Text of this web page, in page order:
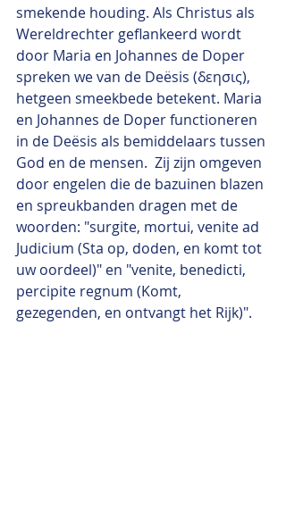
smekende houding. Als Christus als
Wereldrechter geflankeerd wordt
door Maria en Johannes de Doper
spreken we van de Deësis (δεησις),
hetgeen smeekbede betekent. Maria
en Johannes de Doper functioneren
in de Deësis als bemiddelaars tussen
God en de mensen.  Zij zijn omgeven
door engelen die de bazuinen blazen
en spreukbanden dragen met de
woorden: "surgite, mortui, venite ad
Judicium (Sta op, doden, en komt tot
uw oordeel)" en "venite, benedicti,
percipite regnum (Komt,
gezegenden, en ontvangt het Rijk)".